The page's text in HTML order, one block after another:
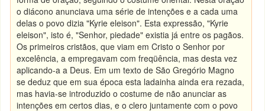
o diácono anunciava uma série de intenções e a cada uma
delas o povo dizia "Kyrie eleison". Esta expressão, "Kyrie
eleison", isto é, "Senhor, piedade" existia já entre os pagãos.
Os primeiros cristãos, que viam em Cristo o Senhor por
excelência, a empregavam com freqüência, mas desta vez
aplicando-a a Deus. Em um texto de São Gregório Magno
se deduz que em sua época esta ladainha ainda era rezada,
mas havia-se introduzido o costume de não anunciar as
intenções em certos dias, e o clero juntamente com o povo